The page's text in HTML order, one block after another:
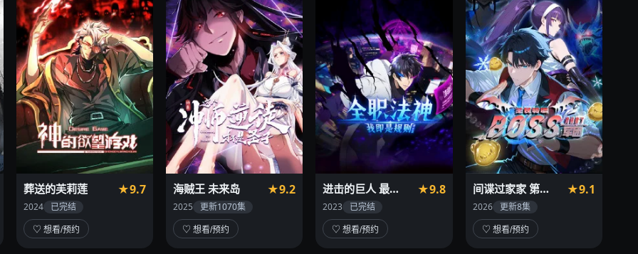
葬送的芙莉莲 ★9.7
2024 已完结
♡ 想看/预约
海贼王 未来岛 ★9.2
2025 更新1070集
♡ 想看/预约
进击的巨人 最终季 ★9.8
2023 已完结
♡ 想看/预约
间谍过家家 第三季 ★9.1
2026 更新8集
♡ 想看/预约